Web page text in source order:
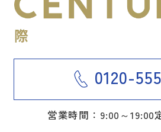
0120-
営業時間：9:00～19:00